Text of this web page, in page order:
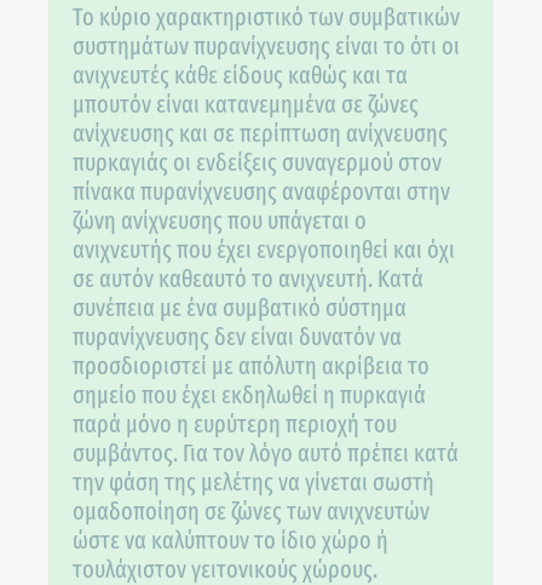
Το κύριο χαρακτηριστικό των συμβατικών
συστημάτων πυρανίχνευσης είναι το ότι οι
ανιχνευτές κάθε είδους καθώς και τα
μπουτόν είναι κατανεμημένα σε ζώνες
ανίχνευσης και σε περίπτωση ανίχνευσης
πυρκαγιάς οι ενδείξεις συναγερμού στον
πίνακα πυρανίχνευσης αναφέρονται στην
ζώνη ανίχνευσης που υπάγεται ο
ανιχνευτής που έχει ενεργοποιηθεί και όχι
σε αυτόν καθεαυτό το ανιχνευτή. Κατά
συνέπεια με ένα συμβατικό σύστημα
πυρανίχνευσης δεν είναι δυνατόν να
προσδιοριστεί με απόλυτη ακρίβεια το
σημείο που έχει εκδηλωθεί η πυρκαγιά
παρά μόνο η ευρύτερη περιοχή του
συμβάντος. Για τον λόγο αυτό πρέπει κατά
την φάση της μελέτης να γίνεται σωστή
ομαδοποίηση σε ζώνες των ανιχνευτών
ώστε να καλύπτουν το ίδιο χώρο ή
τουλάχιστον γειτονικούς χώρους.